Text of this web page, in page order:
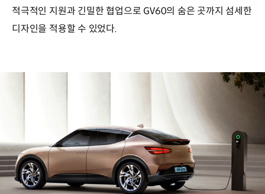
적극적인 지원과 긴밀한 협업으로 GV60의 숨은 곳까지 섬세한
디자인을 적용할 수 있었다.